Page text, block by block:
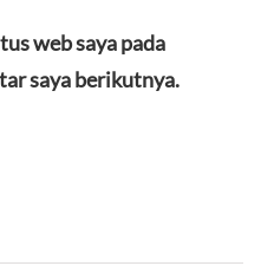
web saya pada
saya berikutnya.